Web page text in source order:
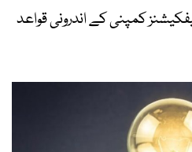
کمپنی کے اندرونی قواعد